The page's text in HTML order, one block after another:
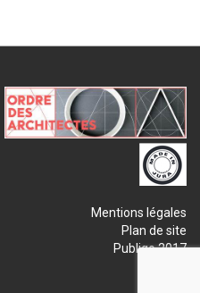
Mentions légales
Plan de site
Publigo 2017